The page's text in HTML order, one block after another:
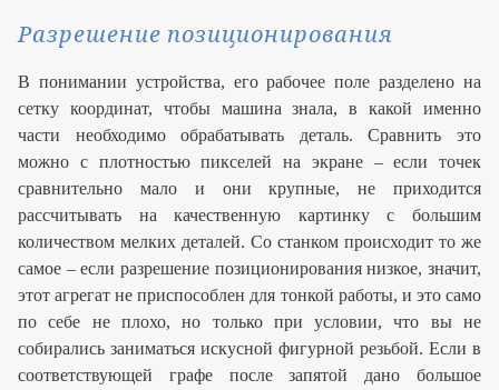
Разрешение позиционирования
В понимании устройства, его рабочее поле разделено на
сетку координат, чтобы машина знала, в какой именно
части необходимо обрабатывать деталь. Сравнить это
можно с плотностью пикселей на экране – если точек
сравнительно мало и они крупные, не приходится
рассчитывать на качественную картинку с большим
количеством мелких деталей. Со станком происходит то же
самое – если разрешение позиционирования низкое, значит,
этот агрегат не приспособлен для тонкой работы, и это само
по себе не плохо, но только при условии, что вы не
собирались заниматься искусной фигурной резьбой. Если в
соответствующей графе после запятой дано большое